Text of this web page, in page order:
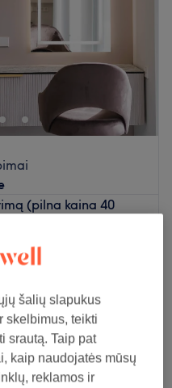
(pilna kaina 40
+ express
30€
šalių slapukus
skelbimus, teikti
srautą. Taip pat
kaip naudojatės mūsų
reklamos ir